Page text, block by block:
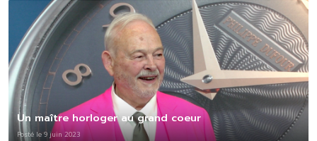
Un maître horloger au grand coeur
Posté le 9 juin 2023